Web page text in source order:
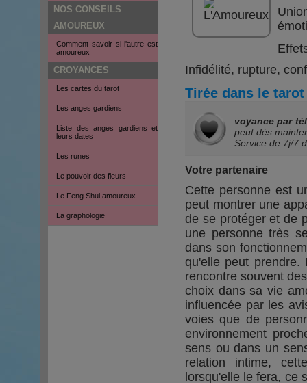
NOS CONSEILS
AMOUREUX
Comment savoir si l'autre est
amoureux
CROYANCES
Les cartes du tarot
Les anges gardiens
Liste des anges gardiens et
leurs dates
Les runes
Le pouvoir des fleurs
Le Feng Shui amoureux
La graphologie
Infidélité, rupture,
Tirée dans le
voyance par
peut dès
Service de 7j/7
Votre partenaire
Cette personne est
peut montrer une
de se protéger et de
une personne très
dans son
qu'elle peut prendre.
rencontre souvent
choix dans sa vie
influencée par les
voies que de
environnement
sens ou dans un
relation intime,
lorsqu'elle le fera, ce